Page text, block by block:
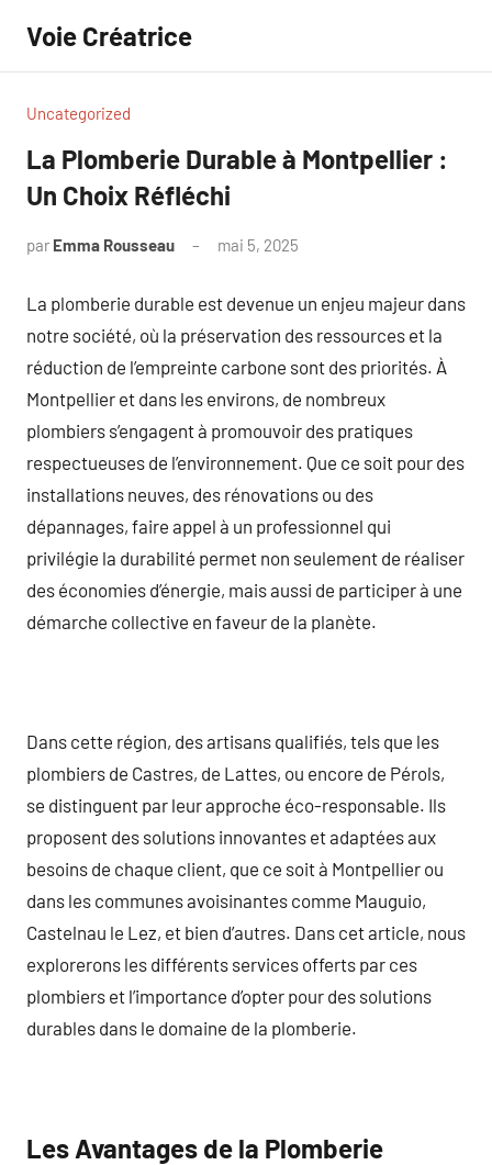
contenu
Voie Créatrice
Uncategorized
La Plomberie Durable à Montpellier :
Un Choix Réfléchi
par Emma Rousseau mai 5, 2025
La plomberie durable est devenue un enjeu majeur dans
notre société, où la préservation des ressources et la
réduction de l’empreinte carbone sont des priorités. À
Montpellier et dans les environs, de nombreux
plombiers s’engagent à promouvoir des pratiques
respectueuses de l’environnement. Que ce soit pour des
installations neuves, des rénovations ou des
dépannages, faire appel à un professionnel qui
privilégie la durabilité permet non seulement de réaliser
des économies d’énergie, mais aussi de participer à une
démarche collective en faveur de la planète.
Dans cette région, des artisans qualifiés, tels que les
plombiers de Castres, de Lattes, ou encore de Pérols,
se distinguent par leur approche éco-responsable. Ils
proposent des solutions innovantes et adaptées aux
besoins de chaque client, que ce soit à Montpellier ou
dans les communes avoisinantes comme Mauguio,
Castelnau le Lez, et bien d’autres. Dans cet article, nous
explorerons les différents services offerts par ces
plombiers et l’importance d’opter pour des solutions
durables dans le domaine de la plomberie.
Les Avantages de la Plomberie